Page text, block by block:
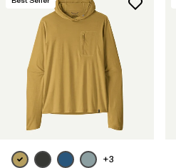
+3